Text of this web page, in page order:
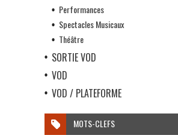
Performances
Spectacles Musicaux
Théâtre
SORTIE VOD
VOD
VOD / PLATEFORME
MOTS-CLEFS